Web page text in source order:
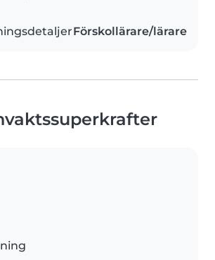
Förskollärare/lärare